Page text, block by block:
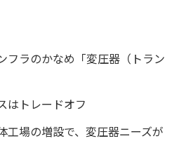
フラのかなめ「変圧器（トラン
はトレードオフ
工場の増設で、変圧器ニーズが